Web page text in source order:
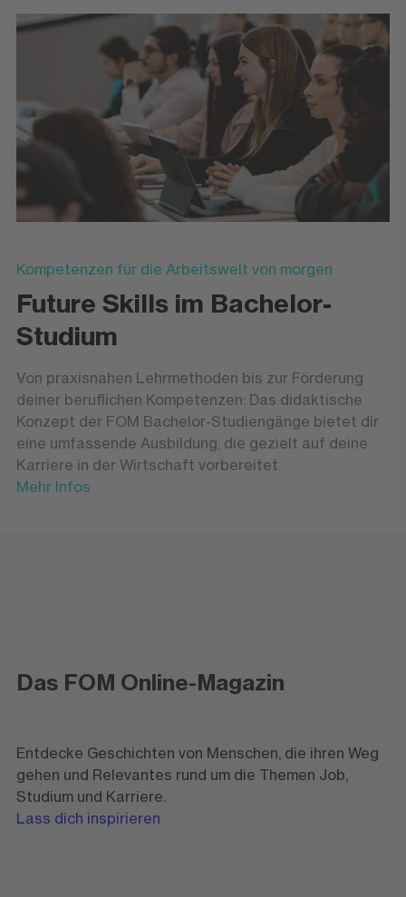
Kompetenzen für die Arbeitswelt von morgen
Future Skills im Bachelor-
Studium
Von praxisnahen Lehrmethoden bis zur Förderung
deiner beruflichen Kompetenzen: Das didaktische
Konzept der FOM Bachelor-Studiengänge bietet dir
eine umfassende Ausbildung, die gezielt auf deine
Karriere in der Wirtschaft vorbereitet.
Mehr Infos
Das FOM Online-Magazin
Entdecke Geschichten von Menschen, die ihren Weg
gehen und Relevantes rund um die Themen Job,
Studium und Karriere.
Lass dich inspirieren